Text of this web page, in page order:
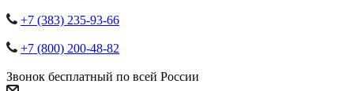
+7 (383) 235-93-66
+7 (800) 200-48-82
Звонок бесплатный по всей России